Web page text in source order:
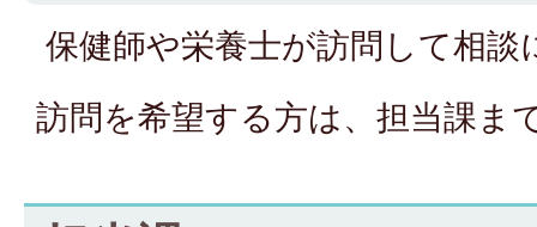
保健師や栄養士が訪問して相談
訪問を希望する方は、担当課ま